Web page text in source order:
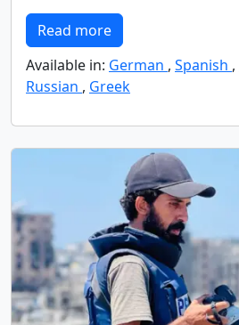
Read more
Available in: German , Spanish ,
Russian , Greek